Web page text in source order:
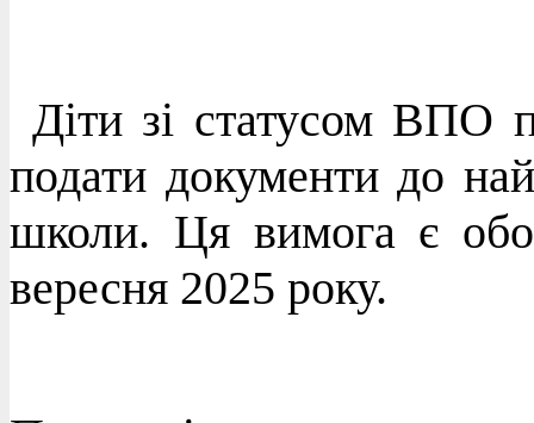
Діти зі статусом ВПО
подати документи до
школи. Ця вимога є
вересня 2025 року.